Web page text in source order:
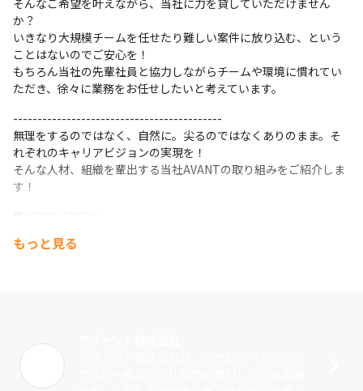
そんなご希望を叶えながら、当社に力を貸していただけません
か？
いきなり大規模チームを任せたり難しい案件に放り込む、という
ことはないのでご安心を！
もちろん当社の先輩社員と協力しながらチームや環境に慣れてい
ただき、徐々に業務をお任せしたいと考えています。
-------------------------------------------
無理をするのではなく、自然に。尖るのではなくありのまま。そ
れぞれのキャリアビジョンの実現を！
そんな人材、組織を輩出する当社AVANTの取り組みをご紹介しま
す！
会社がどのような方向に向かっていくのかを社員全員で認識して
隔月で実施している、プロジェクト単位の情報共有を行う場で
す。
いくつかのプロジェクトやエンジニアをピックアップして、活動
もっと見る